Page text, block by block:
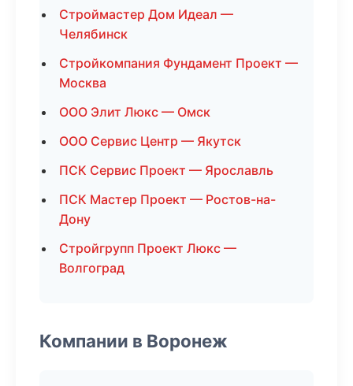
Строймастер Дом Идеал —
Челябинск
Стройкомпания Фундамент Проект —
Москва
ООО Элит Люкс — Омск
ООО Сервис Центр — Якутск
ПСК Сервис Проект — Ярославль
ПСК Мастер Проект — Ростов-на-
Дону
Стройгрупп Проект Люкс —
Волгоград
Компании в Воронеж